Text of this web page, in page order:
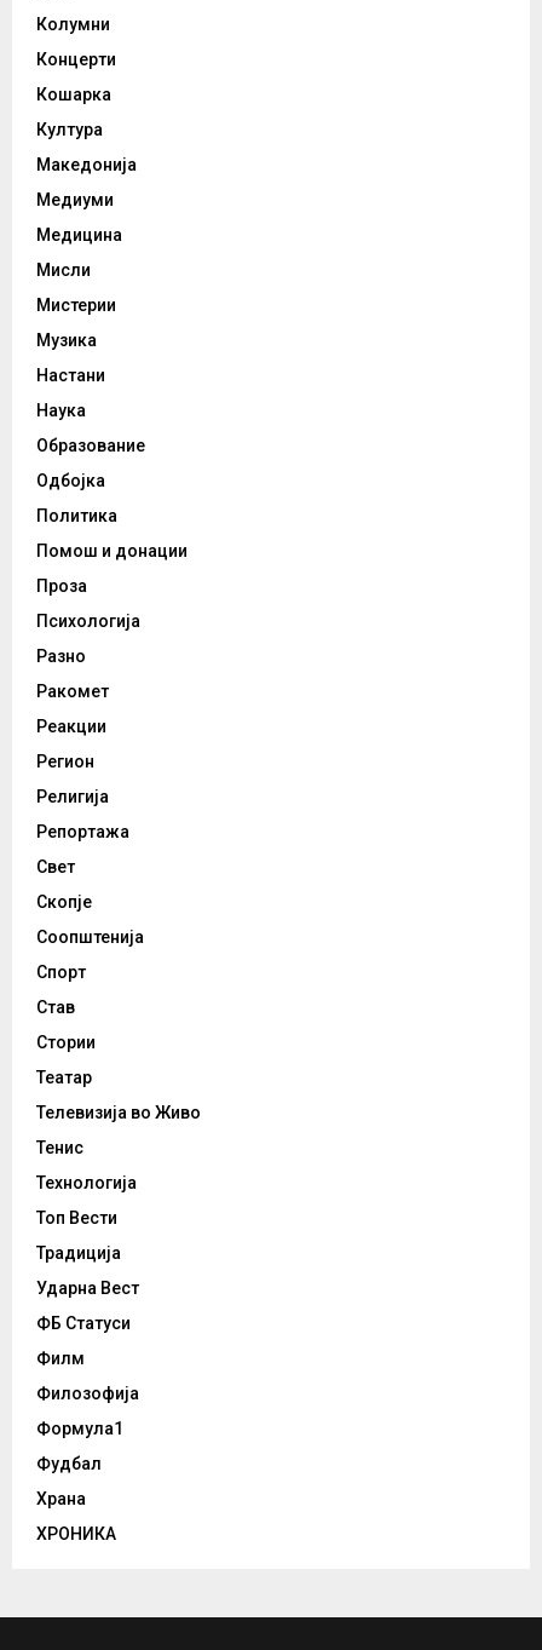
Колумни
Концерти
Кошарка
Култура
Македонија
Медиуми
Медицина
Мисли
Мистерии
Музика
Настани
Наука
Образование
Одбојка
Политика
Помош и донации
Проза
Психологија
Разно
Ракомет
Реакции
Регион
Религија
Репортажа
Свет
Скопје
Соопштенија
Спорт
Став
Стории
Театар
Телевизија во Живо
Тенис
Технологија
Топ Вести
Традиција
Ударна Вест
ФБ Статуси
Филм
Филозофија
Формула1
Фудбал
Храна
ХРОНИКА